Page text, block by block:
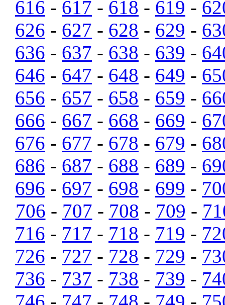
616 - 617 - 618 - 619 -
626 - 627 - 628 - 629 -
636 - 637 - 638 - 639 -
646 - 647 - 648 - 649 -
656 - 657 - 658 - 659 -
666 - 667 - 668 - 669 -
676 - 677 - 678 - 679 -
686 - 687 - 688 - 689 -
696 - 697 - 698 - 699 -
706 - 707 - 708 - 709 -
716 - 717 - 718 - 719 -
726 - 727 - 728 - 729 -
736 - 737 - 738 - 739 -